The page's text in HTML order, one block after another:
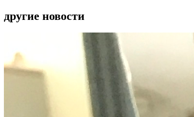
другие новости